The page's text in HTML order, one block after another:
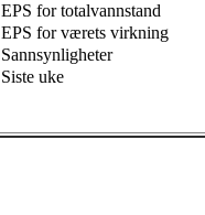
EPS for totalvannstand
EPS for værets virkning
Sannsynligheter
Siste uke